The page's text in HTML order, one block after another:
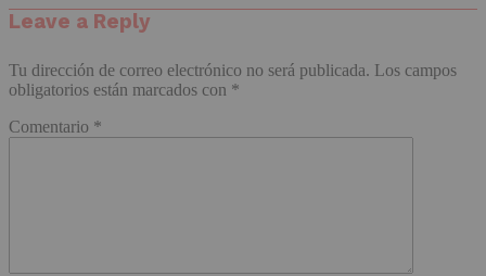
Leave a Reply
Tu dirección de correo electrónico no será publicada. Los campos
obligatorios están marcados con *
Comentario *